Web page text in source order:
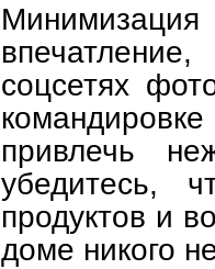
Минимизация
соцсетях
привлечь
убедитесь,
продуктов и
доме никого